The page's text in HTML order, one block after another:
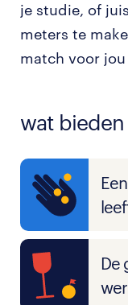
je studie, of
meters te
match voor
wat
De